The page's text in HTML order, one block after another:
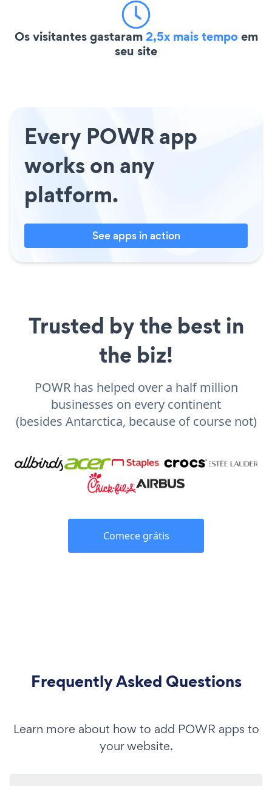
Os visitantes gastaram2,5x mais tempoem
seu site
Every POWR app
works on any
platform.
See apps in action
Trusted by the best in
the biz!
POWR has helped over a half million
businesses on every continent
(besides Antarctica, because of course not)
Comece grátis
Frequently Asked Questions
Learn more about how to add POWR apps to
your website.